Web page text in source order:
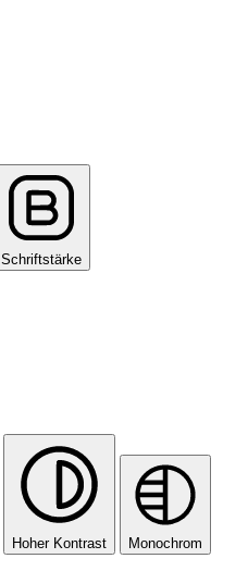
Schriftstärke
Hoher Kontrast Monochrom